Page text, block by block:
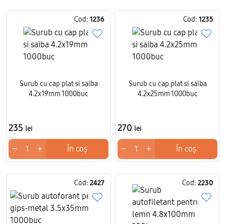
Cod: 1236
Surub cu cap plat si saiba
4.2x19mm 1000buc
235 lei
− + În coș
Cod: 1235
Surub cu cap plat si saiba
4.2x25mm 1000buc
270 lei
− + În coș
Cod: 2427 Cod: 2230